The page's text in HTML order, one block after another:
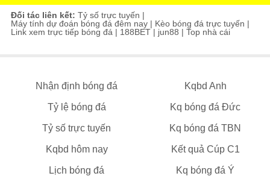
Đối tác liên kết: Tỷ số trực tuyến |
Máy tính dự đoán bóng đá đêm nay | Kèo bóng đá trực tuyến |
Link xem trực tiếp bóng đá | 188BET | jun88 | Top nhà cái
Nhận định bóng đá Kqbd Anh
Tỷ lệ bóng đá Kq bóng đá Đức
Tỷ số trực tuyến Kq bóng đá TBN
Kqbd hôm nay Kết quả Cúp C1
Lịch bóng đá Kq bóng đá Ý